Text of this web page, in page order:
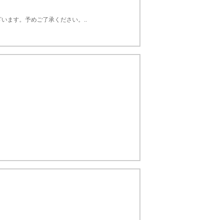
ます。予めご了承ください。..